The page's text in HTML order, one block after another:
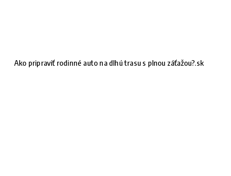
Ako pripraviť rodinné auto na dlhú trasu s plnou záťažou?.sk